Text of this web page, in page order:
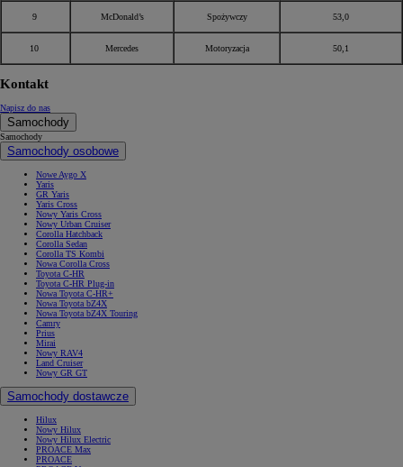
9 McDonald’s Spożywczy 53,0
10 Mercedes Motoryzacja 50,1
Kontakt
Napisz do nas
Samochody
Samochody
Samochody osobowe
Nowe Aygo X
Yaris
GR Yaris
Yaris Cross
Nowy Yaris Cross
Nowy Urban Cruiser
Corolla Hatchback
Corolla Sedan
Corolla TS Kombi
Nowa Corolla Cross
Toyota C-HR
Toyota C-HR Plug-in
Nowa Toyota C-HR+
Nowa Toyota bZ4X
Nowa Toyota bZ4X Touring
Camry
Prius
Mirai
Nowy RAV4
Land Cruiser
Nowy GR GT
Samochody dostawcze
Hilux
Nowy Hilux
Nowy Hilux Electric
PROACE Max
PROACE